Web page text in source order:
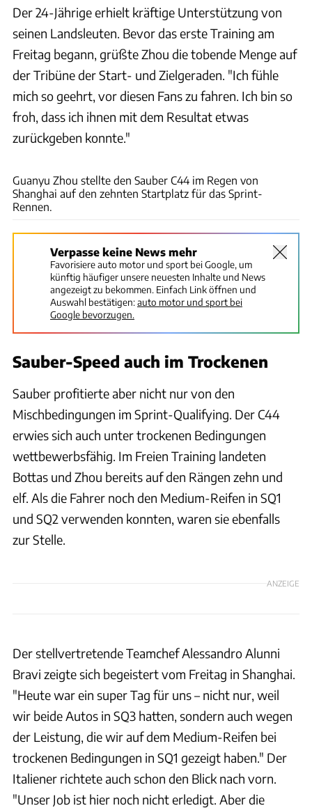
Der 24-Jährige erhielt kräftige Unterstützung von
seinen Landsleuten. Bevor das erste Training am
Freitag begann, grüßte Zhou die tobende Menge auf
der Tribüne der Start- und Zielgeraden. "Ich fühle
mich so geehrt, vor diesen Fans zu fahren. Ich bin so
froh, dass ich ihnen mit dem Resultat etwas
zurückgeben konnte."
Guanyu Zhou stellte den Sauber C44 im Regen von
Shanghai auf den zehnten Startplatz für das Sprint-
Rennen.
Verpasse keine News mehr
Favorisiere auto motor und sport bei Google, um
künftig häufiger unsere neuesten Inhalte und News
angezeigt zu bekommen. Einfach Link öffnen und
Auswahl bestätigen:auto motor und sport bei
Google bevorzugen.
Sauber-Speed auch im Trockenen
Sauber profitierte aber nicht nur von den
Mischbedingungen im Sprint-Qualifying. Der C44
erwies sich auch unter trockenen Bedingungen
wettbewerbsfähig. Im Freien Training landeten
Bottas und Zhou bereits auf den Rängen zehn und
elf. Als die Fahrer noch den Medium-Reifen in SQ1
und SQ2 verwenden konnten, waren sie ebenfalls
zur Stelle.
ANZEIGE
Der stellvertretende Teamchef Alessandro Alunni
Bravi zeigte sich begeistert vom Freitag in Shanghai.
"Heute war ein super Tag für uns – nicht nur, weil
wir beide Autos in SQ3 hatten, sondern auch wegen
der Leistung, die wir auf dem Medium-Reifen bei
trockenen Bedingungen in SQ1 gezeigt haben." Der
Italiener richtete auch schon den Blick nach vorn.
"Unser Job ist hier noch nicht erledigt. Aber die